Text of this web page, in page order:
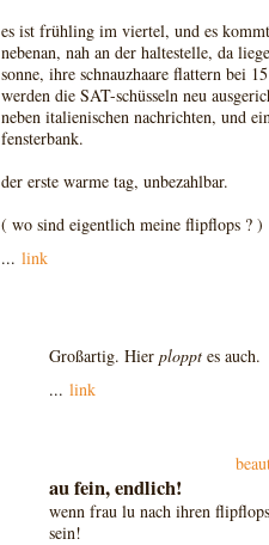
es ist frühling im viertel, und es
nebenan, nah an der haltestelle, da
sonne, ihre schnauzhaare flattern bei
werden die SAT-schüsseln neu
neben italienischen nachrichten, und
fensterbank.
der erste warme tag, unbezahlbar.
( wo sind eigentlich meine flipflops ? )
... link
Großartig. Hier ploppt es auch.
... link
au fein, endlich!
wenn frau lu nach ihren
sein!